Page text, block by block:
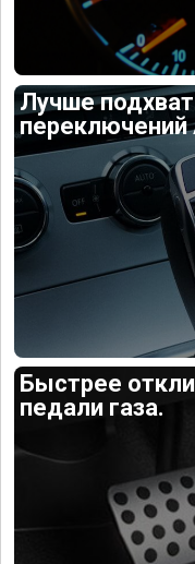
Лучше
Быстрее
педали газа.